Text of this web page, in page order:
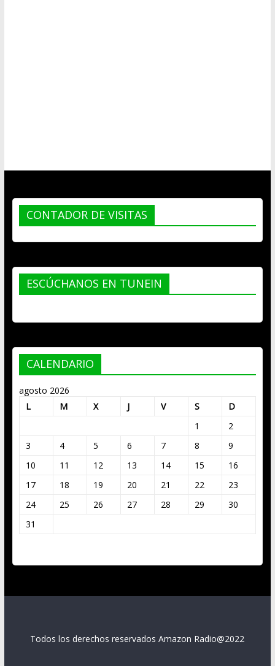
CONTADOR DE VISITAS
ESCÚCHANOS EN TUNEIN
CALENDARIO
agosto 2026
L
M X J V S
D
1
2
3
4 5 6 7 8
9
10
11 12 13 14 15
16
17
18 19 20 21 22
23
24
25 26 27 28 29
30
31
Todos los derechos reservados Amazon Radio@2022